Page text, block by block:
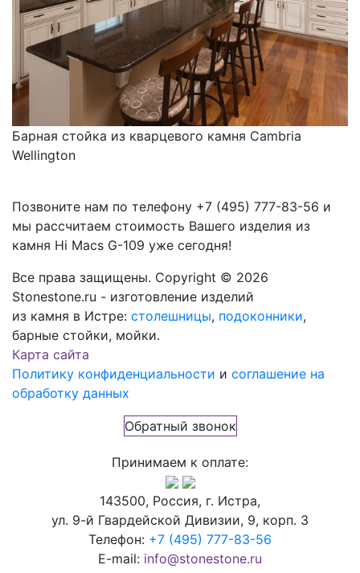
Барная стойка из кварцевого камня Cambria
Wellington
Позвоните нам по телефону +7 (495) 777-83-56 и
мы рассчитаем стоимость Вашего изделия из
камня Hi Macs G-109 уже сегодня!
Все права защищены. Copyright © 2026
Stonestone.ru - изготовление изделий
из камня в Истре: столешницы, подоконники,
барные стойки, мойки.
Карта сайта
Политику конфиденциальности и соглашение на
обработку данных
Обратный звонок
Принимаем к оплате:
143500, Россия, г. Истра,
ул. 9-й Гвардейской Дивизии, 9, корп. 3
Телефон: +7 (495) 777-83-56
E-mail: info@stonestone.ru